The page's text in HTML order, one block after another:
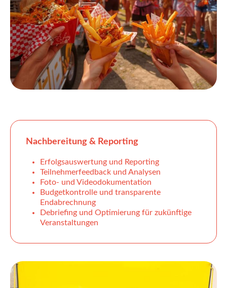
Nachbereitung & Reporting
Erfolgsauswertung und Reporting
Teilnehmerfeedback und Analysen
Foto- und Videodokumentation
Budgetkontrolle und transparente
Endabrechnung
Debriefing und Optimierung für zukünftige
Veranstaltungen